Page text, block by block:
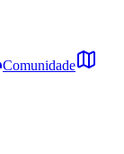
Comunidade